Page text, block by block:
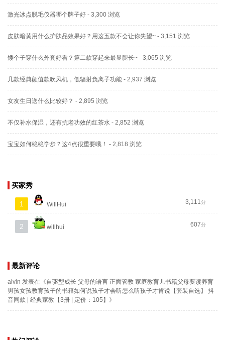
激光冰点脱毛仪器哪个牌子好 - 3,300 浏览
皮肤暗黄用什么护肤品效果好？用这五款不会让你失望~ - 3,151 浏览
矮个子穿什么外套好看？第二款穿起来最显腿长~ - 3,065 浏览
几款经典颜值款吹风机，低辐射负离子功能 - 2,937 浏览
女友生日送什么比较好？ - 2,895 浏览
不仅补水保湿，还有抗老功效的红茶水 - 2,852 浏览
宝宝如何稳稳学步？这4点很重要哦！ - 2,818 浏览
买家秀
1 WillHui 3,111分
2 willhui 607分
最新评论
alvin 发表在《自驱型成长 父母的语言 正面管教 家庭教育儿书籍父母要读养育
男孩女孩教育孩子的书籍如何说孩子才会听怎么听孩子才肯说【套装自选】 抖
音同款 | 经典家教【3册 | 定价：105】 》